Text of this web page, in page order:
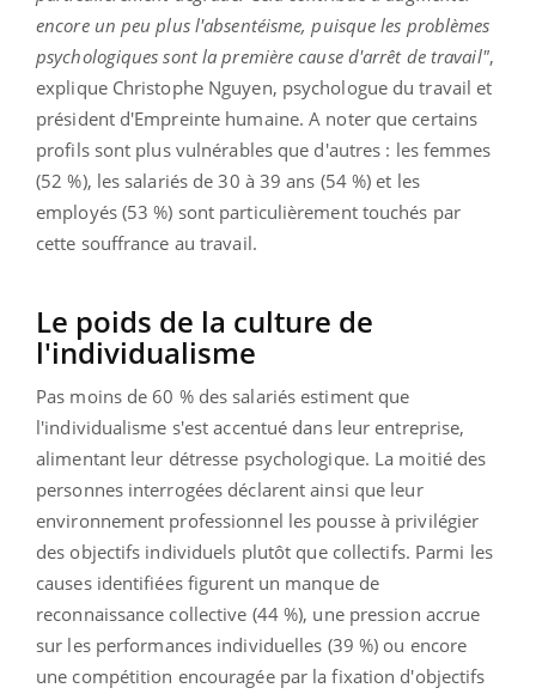
encore un peu plus l'absentéisme, puisque les problèmes
psychologiques sont la première cause d'arrêt de travail",
explique Christophe Nguyen, psychologue du travail et
président d'Empreinte humaine. A noter que certains
profils sont plus vulnérables que d'autres : les femmes
(52 %), les salariés de 30 à 39 ans (54 %) et les
employés (53 %) sont particulièrement touchés par
cette souffrance au travail.
Le poids de la culture de
l'individualisme
Pas moins de 60 % des salariés estiment que
l'individualisme s'est accentué dans leur entreprise,
alimentant leur détresse psychologique. La moitié des
personnes interrogées déclarent ainsi que leur
environnement professionnel les pousse à privilégier
des objectifs individuels plutôt que collectifs. Parmi les
causes identifiées figurent un manque de
reconnaissance collective (44 %), une pression accrue
sur les performances individuelles (39 %) ou encore
une compétition encouragée par la fixation d'objectifs